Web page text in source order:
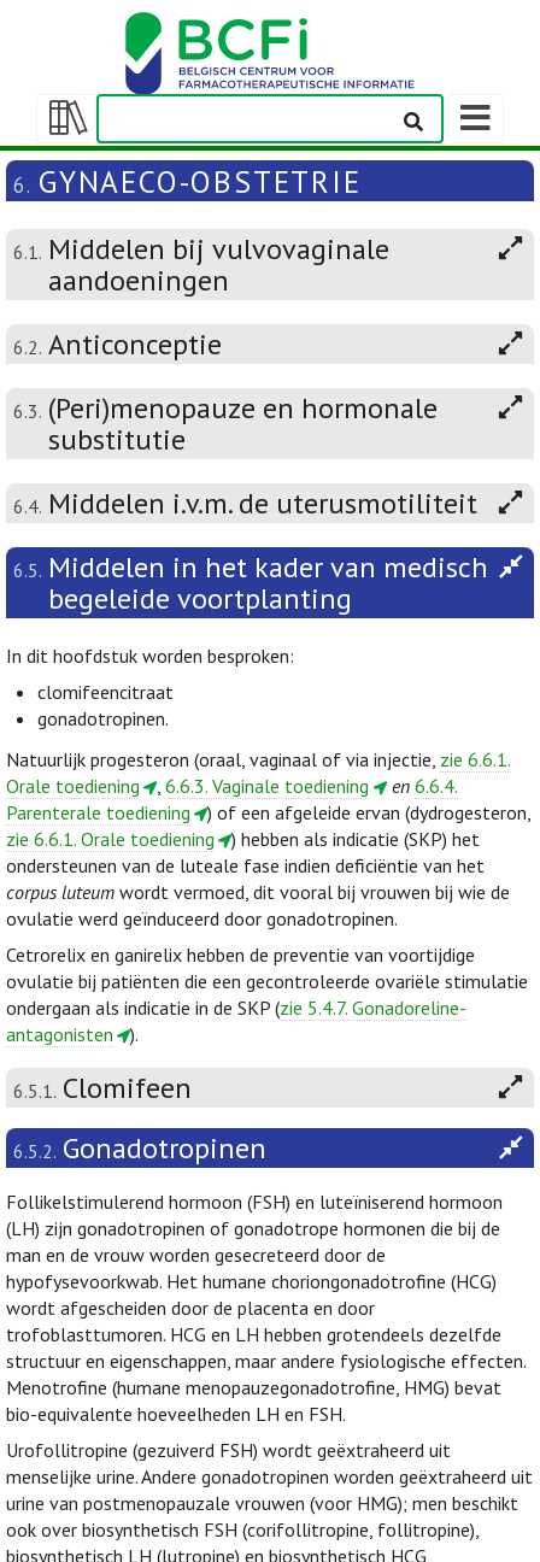
Weergeven/verbergen
inhoudstafel
6. GYNAECO-OBSTETRIE
6.1. Middelen bij vulvovaginale
aandoeningen
6.2. Anticonceptie
6.3. (Peri)menopauze en hormonale
substitutie
6.4. Middelen i.v.m. de uterusmotiliteit
6.5. Middelen in het kader van medisch
begeleide voortplanting
In dit hoofdstuk worden besproken:
clomifeencitraat
gonadotropinen.
Natuurlijk progesteron (oraal, vaginaal of via injectie, zie 6.6.1.
Orale toediening
,6.6.3. Vaginale toediening en 6.6.4.
Parenterale toediening
) of een afgeleide ervan (dydrogesteron,
zie 6.6.1. Orale toediening
) hebben als indicatie (SKP) het
ondersteunen van de luteale fase indien deficiëntie van het
corpus luteum wordt vermoed, dit vooral bij vrouwen bij wie de
ovulatie werd geïnduceerd door gonadotropinen.
Cetrorelix en ganirelix hebben de preventie van voortijdige
ovulatie bij patiënten die een gecontroleerde ovariële stimulatie
ondergaan als indicatie in de SKP (zie 5.4.7. Gonadoreline-
antagonisten
).
6.5.1. Clomifeen
6.5.2. Gonadotropinen
Follikelstimulerend hormoon (FSH) en luteïniserend hormoon
(LH) zijn gonadotropinen of gonadotrope hormonen die bij de
man en de vrouw worden gesecreteerd door de
hypofysevoorkwab. Het humane choriongonadotrofine (HCG)
wordt afgescheiden door de placenta en door
trofoblasttumoren. HCG en LH hebben grotendeels dezelfde
structuur en eigenschappen, maar andere fysiologische effecten.
Menotrofine (humane menopauzegonadotrofine, HMG) bevat
bio-equivalente hoeveelheden LH en FSH.
Urofollitropine (gezuiverd FSH) wordt geëxtraheerd uit
menselijke urine. Andere gonadotropinen worden geëxtraheerd uit
urine van postmenopauzale vrouwen (voor HMG); men beschikt
ook over biosynthetisch FSH (corifollitropine, follitropine),
biosynthetisch LH (lutropine) en biosynthetisch HCG